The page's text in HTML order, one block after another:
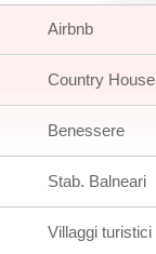
Airbnb
Country House
Benessere
Stab. Balneari
Villaggi turistici